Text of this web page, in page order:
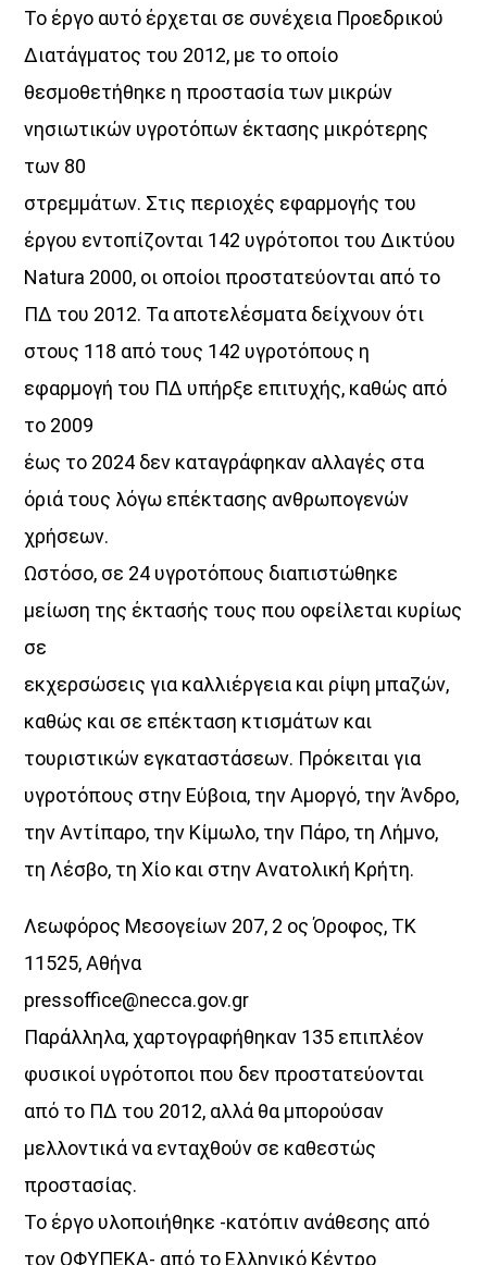
Το έργο αυτό έρχεται σε συνέχεια Προεδρικού
Διατάγματος του 2012, με το οποίο
θεσμοθετήθηκε η προστασία των μικρών
νησιωτικών υγροτόπων έκτασης μικρότερης
των 80
στρεμμάτων. Στις περιοχές εφαρμογής του
έργου εντοπίζονται 142 υγρότοποι του Δικτύου
Natura 2000, οι οποίοι προστατεύονται από το
ΠΔ του 2012. Τα αποτελέσματα δείχνουν ότι
στους 118 από τους 142 υγροτόπους η
εφαρμογή του ΠΔ υπήρξε επιτυχής, καθώς από
το 2009
έως το 2024 δεν καταγράφηκαν αλλαγές στα
όριά τους λόγω επέκτασης ανθρωπογενών
χρήσεων.
Ωστόσο, σε 24 υγροτόπους διαπιστώθηκε
μείωση της έκτασής τους που οφείλεται κυρίως
σε
εκχερσώσεις για καλλιέργεια και ρίψη μπαζών,
καθώς και σε επέκταση κτισμάτων και
τουριστικών εγκαταστάσεων. Πρόκειται για
υγροτόπους στην Εύβοια, την Αμοργό, την Άνδρο,
την Αντίπαρο, την Κίμωλο, την Πάρο, τη Λήμνο,
τη Λέσβο, τη Χίο και στην Ανατολική Κρήτη.
Λεωφόρος Μεσογείων 207, 2 ος Όροφος, TK
11525, Αθήνα
pressoffice@necca.gov.gr
Παράλληλα, χαρτογραφήθηκαν 135 επιπλέον
φυσικοί υγρότοποι που δεν προστατεύονται
από το ΠΔ του 2012, αλλά θα μπορούσαν
μελλοντικά να ενταχθούν σε καθεστώς
προστασίας.
Το έργο υλοποιήθηκε -κατόπιν ανάθεσης από
τον ΟΦΥΠΕΚΑ- από το Ελληνικό Κέντρο